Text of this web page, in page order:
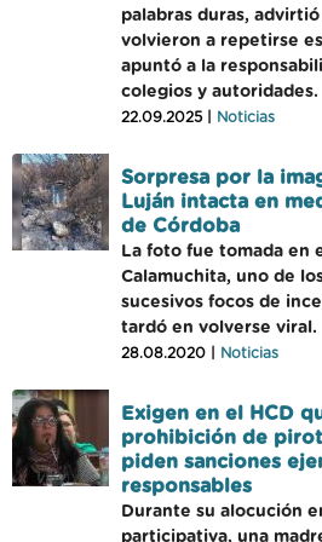
palabras duras,
volvieron a repetirse
apuntó a la
colegios y autoridades.
22.09.2025 | Noticias
Sorpresa por la
Luján intacta en
de Córdoba
La foto fue tomada en
Calamuchita, uno de
sucesivos focos de
tardó en volverse viral.
28.08.2020 | Noticias
Exigen en el HCD
prohibición de
piden sanciones
responsables
Durante su alocución
participativa, una